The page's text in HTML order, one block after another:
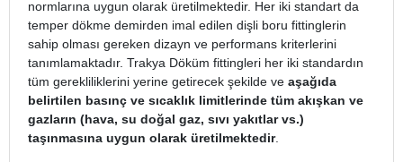
normlarına uygun olarak üretilmektedir. Her iki standart da
temper dökme demirden imal edilen dişli boru fittinglerin
sahip olması gereken dizayn ve performans kriterlerini
tanımlamaktadır. Trakya Döküm fittingleri her iki standardın
tüm gerekliliklerini yerine getirecek şekilde ve aşağıda
belirtilen basınç ve sıcaklık limitlerinde tüm akışkan ve
gazların (hava, su doğal gaz, sıvı yakıtlar vs.)
taşınmasına uygun olarak üretilmektedir.